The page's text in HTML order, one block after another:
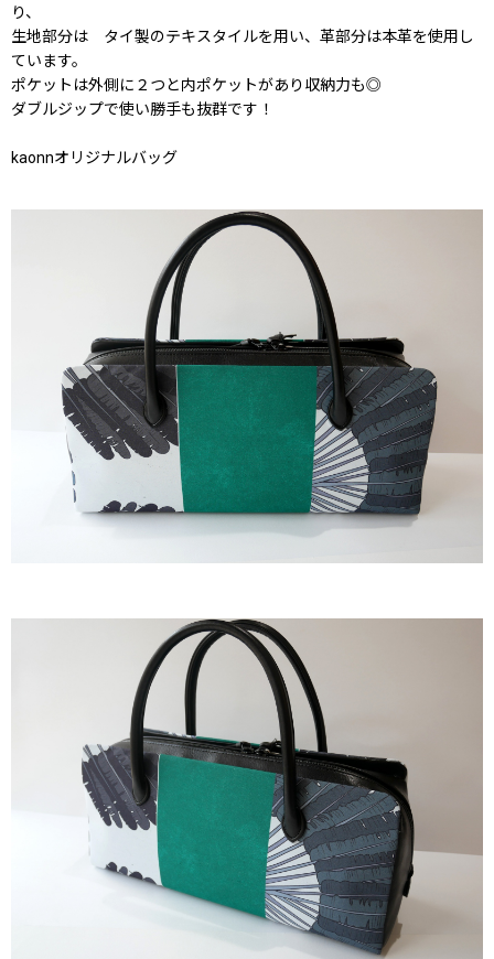
り、
生地部分は タイ製のテキスタイルを用い、革部分は本革を使用し
ています。
ポケットは外側に２つと内ポケットがあり収納力も◎
ダブルジップで使い勝手も抜群です！
kaonnオリジナルバッグ